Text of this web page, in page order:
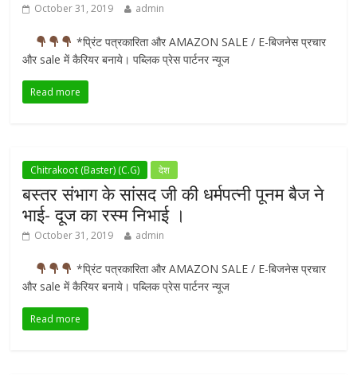
October 31, 2019 admin
*प्रिंट पत्रकारिता और AMAZON SALE / E-बिजनेस प्रचार
और sale में कैरियर बनाये। पब्लिक प्रेस पार्टनर न्यूज
Read more
Chitrakoot (Baster) (C.G) देश
बस्तर संभाग के सांसद जी की धर्मपत्नी पूनम बैज ने
भाई- दूज का रस्म निभाई ।
October 31, 2019 admin
*प्रिंट पत्रकारिता और AMAZON SALE / E-बिजनेस प्रचार
और sale में कैरियर बनाये। पब्लिक प्रेस पार्टनर न्यूज
Read more